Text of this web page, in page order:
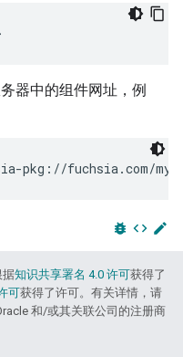
器中的组件网址，例
bug_report code edit
据知识共享署名 4.0 许可获得了
可获得了许可。有关详情，请
和/或其关联公司的注册商